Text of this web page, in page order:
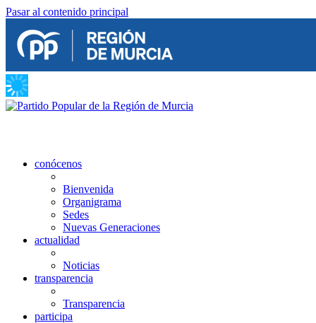
Pasar al contenido principal
conócenos
Bienvenida
Organigrama
Sedes
Nuevas Generaciones
actualidad
Noticias
transparencia
Transparencia
participa